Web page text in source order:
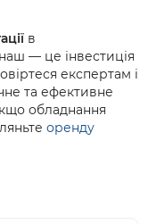
в
— це інвестиція
експертам і
та ефективне
обладнання
оренду